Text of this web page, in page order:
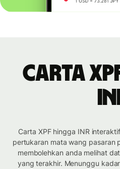
Carta
Carta XPF hingga INR
pertukaran mata wang pasaran
membolehkan anda melihat
yang terakhir. Menunggu